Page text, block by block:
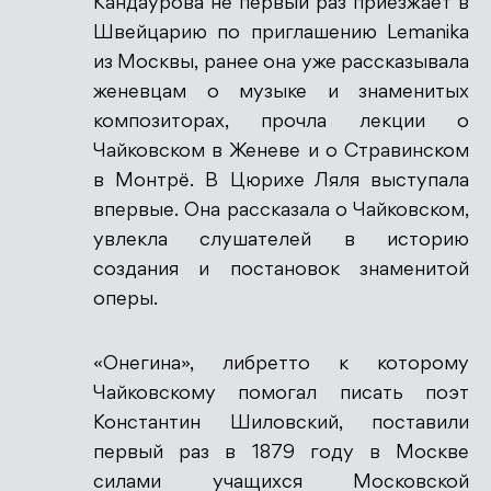
Кандаурова не первый раз приезжает в
Швейцарию по приглашению Lemanika
из Москвы, ранее она уже рассказывала
женевцам о музыке и знаменитых
композиторах, прочла лекции о
Чайковском в Женеве и о Стравинском
в Монтрё. В Цюрихе Ляля выступала
впервые. Она рассказала о Чайковском,
увлекла слушателей в историю
создания и постановок знаменитой
оперы.
«Онегина», либретто к которому
Чайковскому помогал писать поэт
Константин Шиловский, поставили
первый раз в 1879 году в Москве
силами учащихся Московской